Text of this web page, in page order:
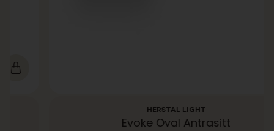
HERSTAL LIGHT
Evoke Oval Antrasitt